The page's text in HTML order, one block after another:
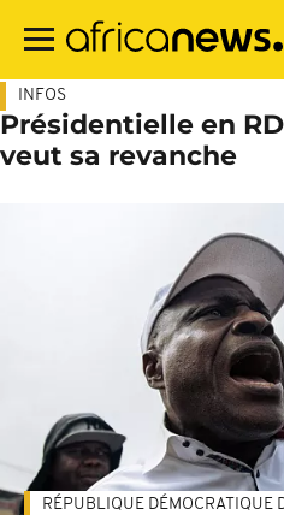
contenu
INFOS
Présidentielle en
veut sa revanche
RÉPUBLIQUE DÉMOCRATIQUE